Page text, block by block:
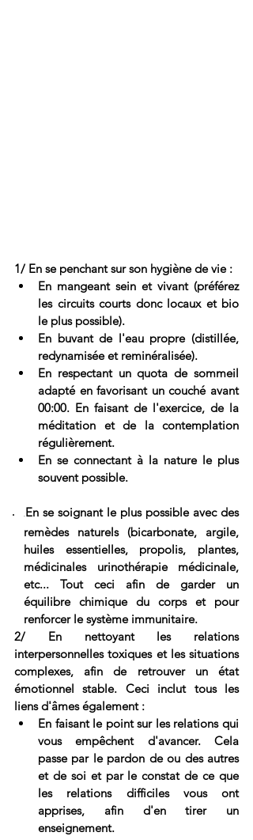
1/ En se penchant sur son hygiène de vie :
En mangeant sein et vivant (préférez
les circuits courts donc locaux et bio
le plus possible).
En buvant de l'eau propre (distillée,
redynamisée et reminéralisée).
En respectant un quota de sommeil
adapté en favorisant un couché avant
00:00. En faisant de l'exercice, de la
méditation et de la contemplation
régulièrement.
En se connectant à la nature le plus
souvent possible.
.En se soignant le plus possible avec des
remèdes naturels (bicarbonate, argile,
huiles essentielles, propolis, plantes,
médicinales urinothérapie médicinale,
etc... Tout ceci afin de garder un
équilibre chimique du corps et pour
renforcer le système immunitaire.
2/ En nettoyant les relations
interpersonnelles toxiques et les situations
complexes, afin de retrouver un état
émotionnel stable. Ceci inclut tous les
liens d'âmes également :
En faisant le point sur les relations qui
vous empêchent d'avancer. Cela
passe par le pardon de ou des autres
et de soi et par le constat de ce que
les relations difficiles vous ont
apprises, afin d'en tirer un
enseignement.